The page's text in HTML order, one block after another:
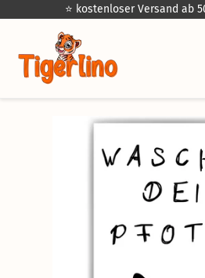
⭐ kostenloser Versand ab